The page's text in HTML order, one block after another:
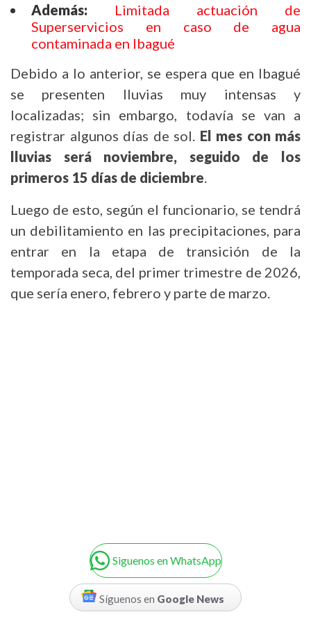
Además: Limitada actuación de
Superservicios en caso de agua
contaminada en Ibagué
Debido a lo anterior, se espera que en Ibagué
se presenten lluvias muy intensas y
localizadas; sin embargo, todavía se van a
registrar algunos días de sol. El mes con más
lluvias será noviembre, seguido de los
primeros 15 días de diciembre.
Luego de esto, según el funcionario, se tendrá
un debilitamiento en las precipitaciones, para
entrar en la etapa de transición de la
temporada seca, del primer trimestre de 2026,
que sería enero, febrero y parte de marzo.
Siguenos en WhatsApp
Síguenos en Google News